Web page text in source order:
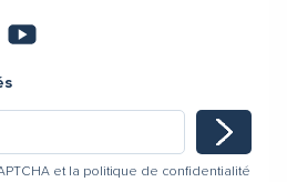
et la politique de confidentialité